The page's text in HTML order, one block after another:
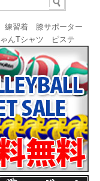
練習着
膝サポーター
んTシャツ
ピステ